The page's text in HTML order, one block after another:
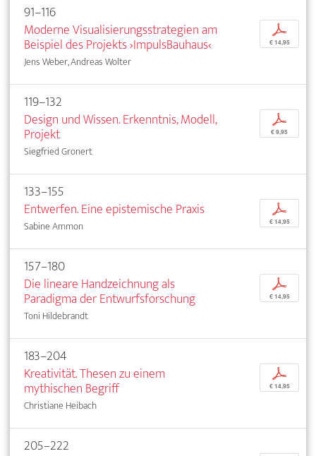
91–116
Moderne Visualisierungsstrategien am
Beispiel des Projekts ›ImpulsBauhaus‹
Jens Weber, Andreas Wolter
p
€ 14,95
119–132
Design und Wissen. Erkenntnis, Modell,
Projekt
Siegfried Gronert
p
€ 9,95
133–155
Entwerfen. Eine epistemische Praxis
Sabine Ammon
p
€ 14,95
157–180
Die lineare Handzeichnung als
Paradigma der Entwurfsforschung
Toni Hildebrandt
p
€ 14,95
183–204
Kreativität. Thesen zu einem
mythischen Begriff
Christiane Heibach
p
€ 14,95
205–222